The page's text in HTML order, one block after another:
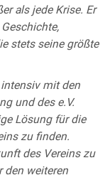
als jede Krise. Er
stets seine größte
mit den
und des e.V.
Lösung für die
zu finden.
des Vereins zu
den weiteren